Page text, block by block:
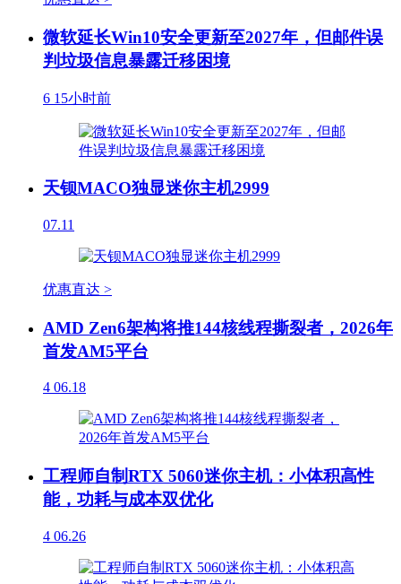
微软延长Win10安全更新至2027年，但邮件误
判垃圾信息暴露迁移困境
6 15小时前
天钡MACO独显迷你主机2999
07.11
优惠直达 >
AMD Zen6架构将推144核线程撕裂者，2026年
首发AM5平台
4 06.18
工程师自制RTX 5060迷你主机：小体积高性
能，功耗与成本双优化
4 06.26